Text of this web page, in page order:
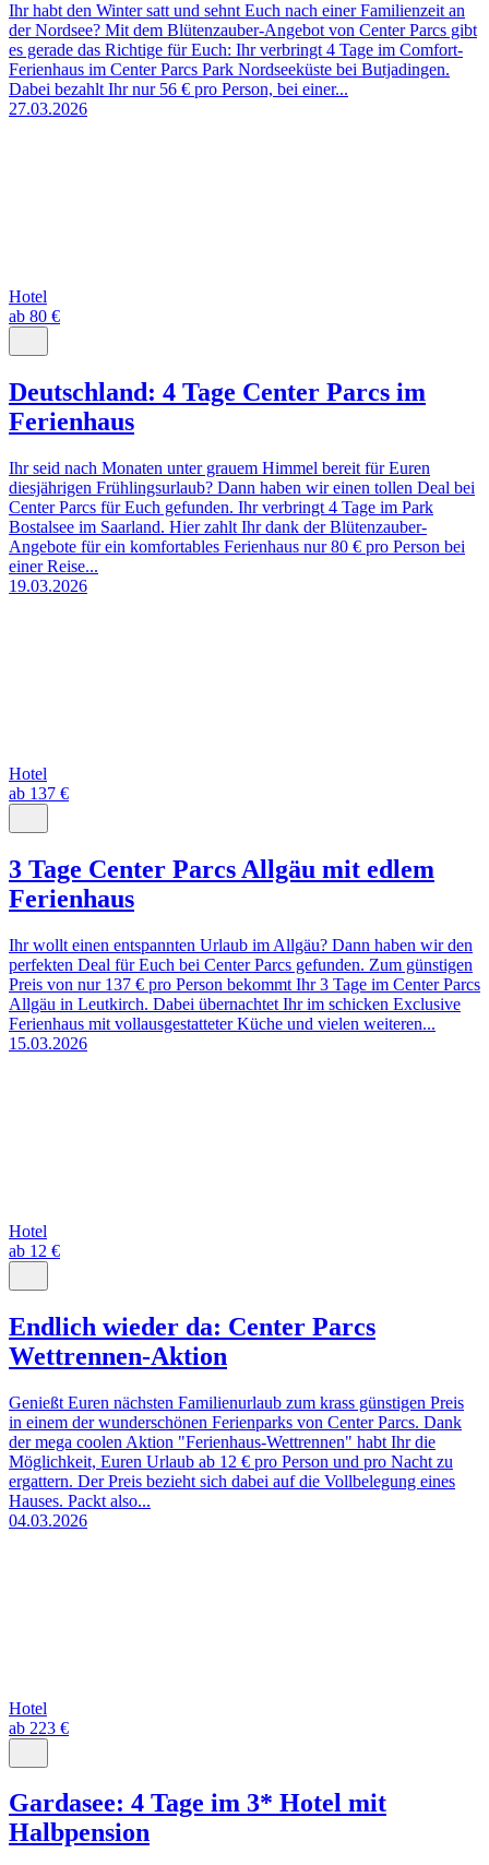
Ihr habt den Winter satt und sehnt Euch nach einer Familienzeit an
der Nordsee? Mit dem Blütenzauber-Angebot von Center Parcs gibt
es gerade das Richtige für Euch: Ihr verbringt 4 Tage im Comfort-
Ferienhaus im Center Parcs Park Nordseeküste bei Butjadingen.
Dabei bezahlt Ihr nur 56 € pro Person, bei einer...
27.03.2026
Hotel
ab 80 €
Deutschland: 4 Tage Center Parcs im
Ferienhaus
Ihr seid nach Monaten unter grauem Himmel bereit für Euren
diesjährigen Frühlingsurlaub? Dann haben wir einen tollen Deal bei
Center Parcs für Euch gefunden. Ihr verbringt 4 Tage im Park
Bostalsee im Saarland. Hier zahlt Ihr dank der Blütenzauber-
Angebote für ein komfortables Ferienhaus nur 80 € pro Person bei
einer Reise...
19.03.2026
Hotel
ab 137 €
3 Tage Center Parcs Allgäu mit edlem
Ferienhaus
Ihr wollt einen entspannten Urlaub im Allgäu? Dann haben wir den
perfekten Deal für Euch bei Center Parcs gefunden. Zum günstigen
Preis von nur 137 € pro Person bekommt Ihr 3 Tage im Center Parcs
Allgäu in Leutkirch. Dabei übernachtet Ihr im schicken Exclusive
Ferienhaus mit vollausgestatteter Küche und vielen weiteren...
15.03.2026
Hotel
ab 12 €
Endlich wieder da: Center Parcs
Wettrennen-Aktion
Genießt Euren nächsten Familienurlaub zum krass günstigen Preis
in einem der wunderschönen Ferienparks von Center Parcs. Dank
der mega coolen Aktion "Ferienhaus-Wettrennen" habt Ihr die
Möglichkeit, Euren Urlaub ab 12 € pro Person und pro Nacht zu
ergattern. Der Preis bezieht sich dabei auf die Vollbelegung eines
Hauses. Packt also...
04.03.2026
Hotel
ab 223 €
Gardasee: 4 Tage im 3* Hotel mit
Halbpension